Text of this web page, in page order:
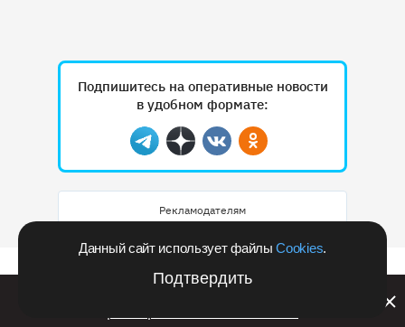
Данный сайт использует файлыCookies.
Подтвердить
Подпишитесь на оперативные новости
в удобном формате:
Telegram
ДзенВконтактеОдноклассники
Рекламодателям
Билайн запустил в Кемеровской области акцию с